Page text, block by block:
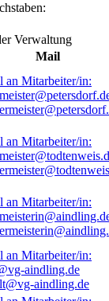
Verwaltung
Mail
aindling.de